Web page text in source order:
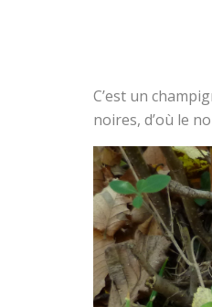
C’est un
noires, d’où le